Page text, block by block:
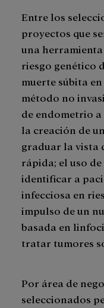
Entre los
proyectos que
una herramienta
riesgo genético
muerte súbita
método no
de endometrio
la creación de
graduar la vista
rápida; el uso
identificar a
infecciosa en
impulso de un
basada en
tratar tumores
Por área de
seleccionados